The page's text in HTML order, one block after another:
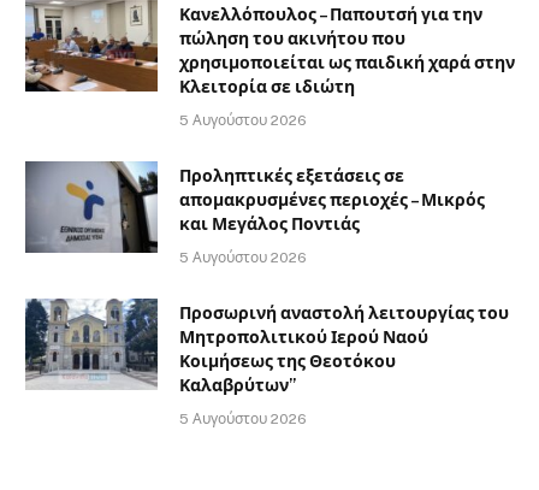
Κανελλόπουλος – Παπουτσή για την
πώληση του ακινήτου που
χρησιμοποιείται ως παιδική χαρά στην
Κλειτορία σε ιδιώτη
5 Αυγούστου 2026
Προληπτικές εξετάσεις σε
απομακρυσμένες περιοχές – Μικρός
και Μεγάλος Ποντιάς
5 Αυγούστου 2026
Προσωρινή αναστολή λειτουργίας του
Μητροπολιτικού Ιερού Ναού
Κοιμήσεως της Θεοτόκου
Καλαβρύτων”
5 Αυγούστου 2026